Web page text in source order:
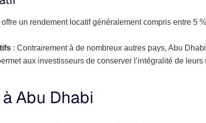
un rendement locatif généralement compris entre 5
: Contrairement à de nombreux autres pays, Abu
aux investisseurs de conserver l’intégralité de leurs
Abu Dhabi